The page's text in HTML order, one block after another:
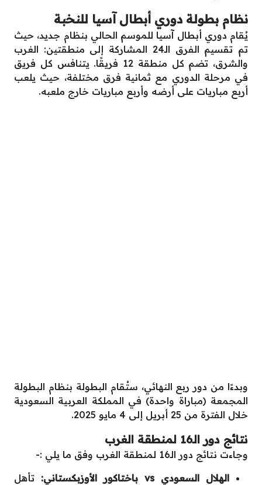
نظام بطولة دوري أبطال آسيا للنخبة
يُقام دوري أبطال آسيا للموسم الحالي بنظام جديد، حيث
تم تقسيم الفرق الـ24 المشاركة إلى منطقتين: الغرب
والشرق، تضم كل منطقة 12 فريقًا. يتنافس كل فريق
في مرحلة الدوري مع ثمانية فرق مختلفة، حيث يلعب
أربع مباريات على أرضه وأربع مباريات خارج ملعبه.
وبدءًا من دور ربع النهائي، ستُقام البطولة بنظام البطولة
المجمعة (مباراة واحدة) في المملكة العربية السعودية
خلال الفترة من 25 أبريل إلى 4 مايو 2025.
نتائج دور الـ16 لمنطقة الغرب
وجاءت نتائج دور الـ16 لمنطقة الغرب وفق ما يلي :-
الهلال السعودي vs باختاكور الأوزبكستاني:
تأهل